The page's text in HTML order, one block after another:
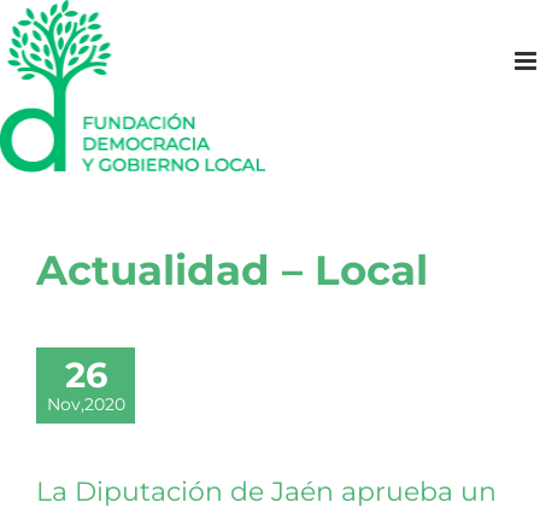
Saltar
al
contenido
Actualidad – Local
26
Nov,2020
La Diputación de Jaén aprueba un